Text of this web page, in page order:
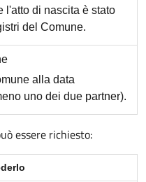
l'atto di nascita è stato
del Comune.
alla data
uno dei due partner).
essere richiesto: